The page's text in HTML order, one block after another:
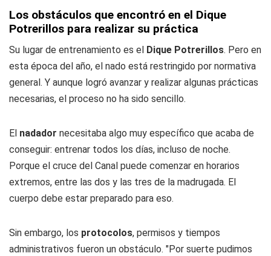
Los obstáculos que encontró en el Dique
Potrerillos para realizar su práctica
Su lugar de entrenamiento es el Dique Potrerillos. Pero en
esta época del año, el nado está restringido por normativa
general. Y aunque logró avanzar y realizar algunas prácticas
necesarias, el proceso no ha sido sencillo.
El nadador necesitaba algo muy específico que acaba de
conseguir: entrenar todos los días, incluso de noche.
Porque el cruce del Canal puede comenzar en horarios
extremos, entre las dos y las tres de la madrugada. El
cuerpo debe estar preparado para eso.
Sin embargo, los protocolos, permisos y tiempos
administrativos fueron un obstáculo. "Por suerte pudimos